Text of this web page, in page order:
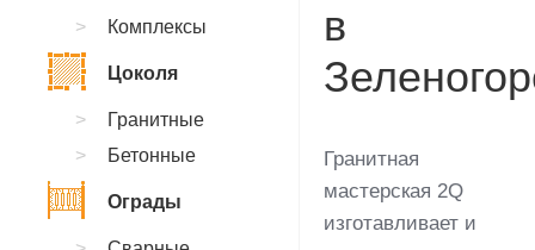
в
Гранитная
мастерская 2Q
изготавливает и
Комплексы
Цоколя
Гранитные
Бетонные
Ограды